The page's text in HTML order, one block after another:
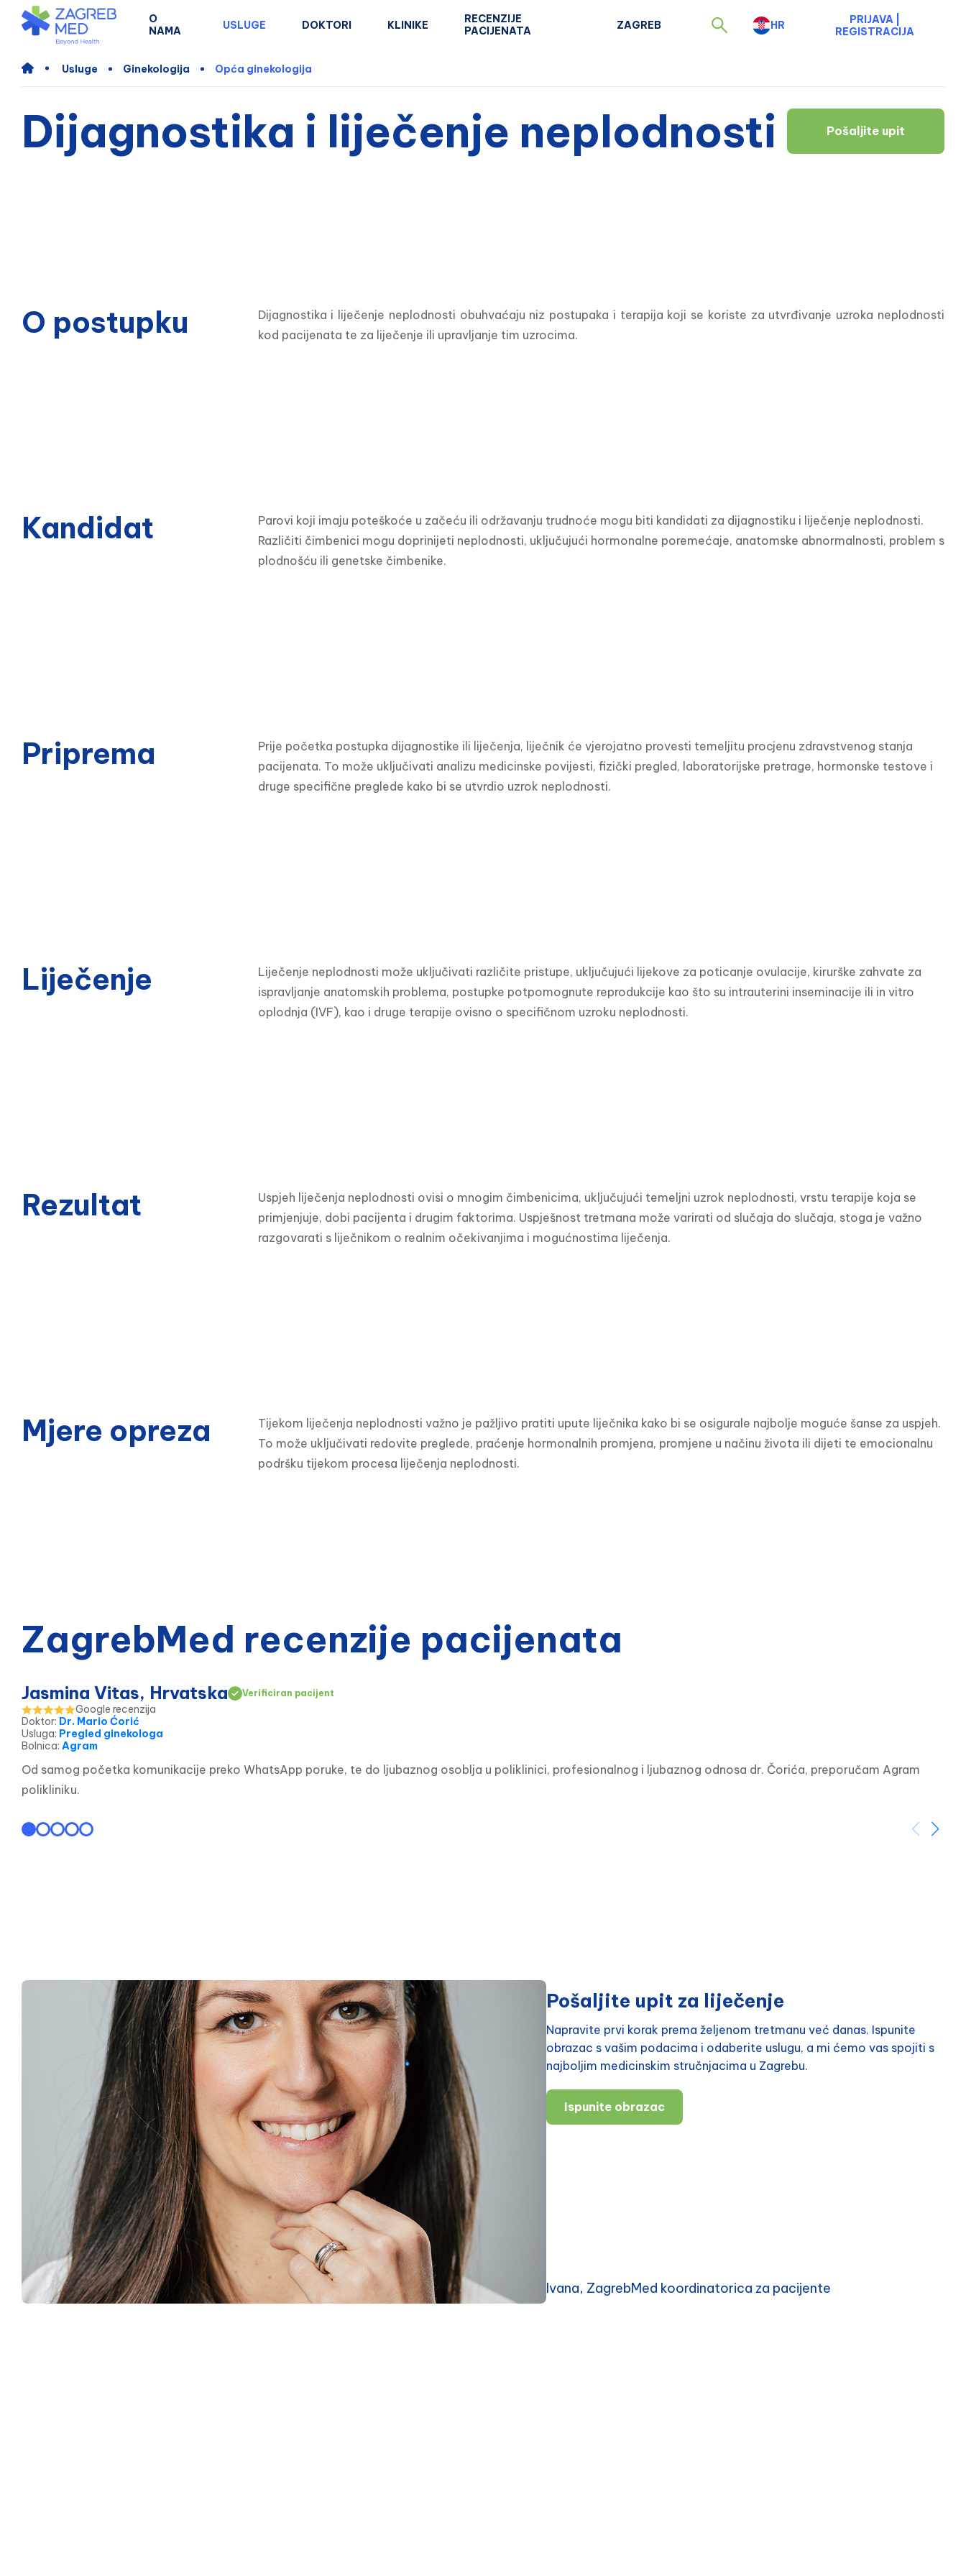
O
NAMA
USLUGE DOKTORI KLINIKE
RECENZIJE
PACIJENATA
ZAGREB HR PRIJAVA
REGISTRACIJA
Usluge Ginekologija Opća ginekologija
Dijagnostika i liječenje neplodnosti Pošaljite upit
O postupku
Dijagnostika i liječenje neplodnosti obuhvaćaju niz postupaka i terapija koji se koriste za utvrđivanje uzroka neplodnosti
kod pacijenata te za liječenje ili upravljanje tim uzrocima.
Kandidat
Parovi koji imaju poteškoće u začeću ili održavanju trudnoće mogu biti kandidati za dijagnostiku i liječenje neplodnosti.
Različiti čimbenici mogu doprinijeti neplodnosti, uključujući hormonalne poremećaje, anatomske abnormalnosti, problem s
plodnošću ili genetske čimbenike.
Priprema
Prije početka postupka dijagnostike ili liječenja, liječnik će vjerojatno provesti temeljitu procjenu zdravstvenog stanja
pacijenata. To može uključivati ​​analizu medicinske povijesti, fizički pregled, laboratorijske pretrage, hormonske testove i
druge specifične preglede kako bi se utvrdio uzrok neplodnosti.
Liječenje
Liječenje neplodnosti može uključivati ​​različite pristupe, uključujući lijekove za poticanje ovulacije, kirurške zahvate za
ispravljanje anatomskih problema, postupke potpomognute reprodukcije kao što su intrauterini inseminacije ili in vitro
oplodnja (IVF), kao i druge terapije ovisno o specifičnom uzroku neplodnosti.
Rezultat
Uspjeh liječenja neplodnosti ovisi o mnogim čimbenicima, uključujući temeljni uzrok neplodnosti, vrstu terapije koja se
primjenjuje, dobi pacijenta i drugim faktorima. Uspješnost tretmana može varirati od slučaja do slučaja, stoga je važno
razgovarati s liječnikom o realnim očekivanjima i mogućnostima liječenja.
Mjere opreza
Tijekom liječenja neplodnosti važno je pažljivo pratiti upute liječnika kako bi se osigurale najbolje moguće šanse za uspjeh.
To može uključivati ​​redovite preglede, praćenje hormonalnih promjena, promjene u načinu života ili dijeti te emocionalnu
podršku tijekom procesa liječenja neplodnosti.
ZagrebMed recenzije pacijenata
Jasmina Vitas, Hrvatska Verificiran pacijent
Google recenzija
Doktor: Dr. Mario Ćorić
Usluga: Pregled ginekologa
Bolnica: Agram
Od samog početka komunikacije preko WhatsApp poruke, te do ljubaznog osoblja u poliklinici, profesionalnog i ljubaznog odnosa dr. Čorića, preporučam Agram
polikliniku.
Pošaljite upit za liječenje
Napravite prvi korak prema željenom tretmanu već danas. Ispunite
obrazac s vašim podacima i odaberite uslugu, a mi ćemo vas spojiti s
najboljim medicinskim stručnjacima u Zagrebu.
Ispunite obrazac
Ivana, ZagrebMed koordinatorica za pacijente